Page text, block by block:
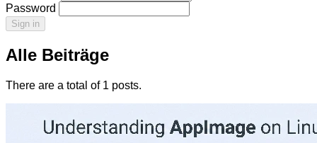
Password
Sign in
Alle Beiträge
There are a total of 1 posts.